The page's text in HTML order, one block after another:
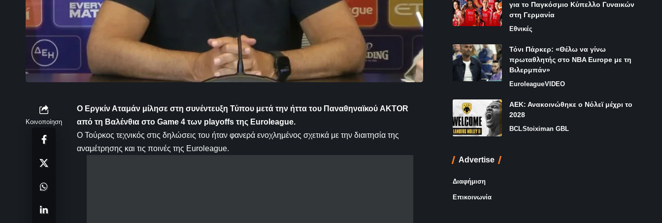
Κοινοποίηση
Ο Εργκίν Αταμάν μίλησε στη συνέντευξη Τύπου μετά την ήττα του Παναθηναϊκού AKTOR
από τη Βαλένθια στο Game 4 των playoffs της Euroleague.
O Toύρκος τεχνικός στις δηλώσεις του ήταν φανερά ενοχλημένος σχετικά με την διαιτησία της
αναμέτρησης και τις ποινές της Euroleague.
για το Παγκόσμιο Κύπελλο Γυναικών
στη Γερμανία
Εθνικές
Τόνι Πάρκερ: «Θέλω να γίνω
πρωταθλητής στο NBA Europe με τη
Βιλερμπάν»
EuroleagueVIDEO
ΑΕΚ: Ανακοινώθηκε ο Νόλεϊ μέχρι το
2028
BCLStoiximan GBL
Advertise
Διαφήμιση
Επικοινωνία